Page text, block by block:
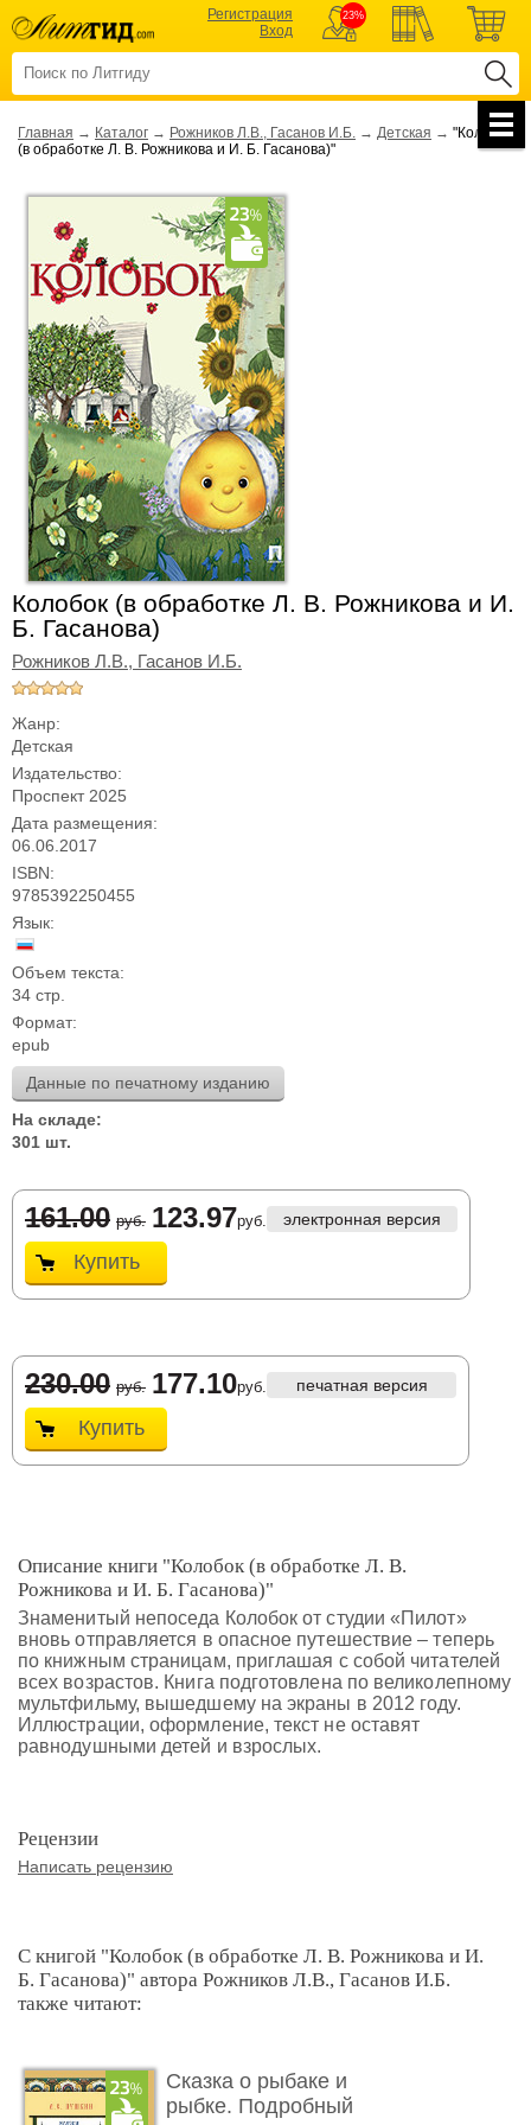
Регистрация
Вход
23%
Главная → Каталог → Рожников Л.В., Гасанов И.Б. → Детская → "Колобок
(в обработке Л. В. Рожникова и И. Б. Гасанова)"
Колобок (в обработке Л. В. Рожникова и И.
Б. Гасанова)
Рожников Л.В., Гасанов И.Б.
Жанр:
Детская
Издательство:
Проспект 2025
Дата размещения:
06.06.2017
ISBN:
9785392250455
Язык:
Объем текста:
34 стр.
Формат:
epub
Данные по печатному изданию
На складе:
301 шт.
161.00 руб. 123.97руб. электронная версия
Купить
230.00 руб. 177.10руб. печатная версия
Купить
Описание книги "Колобок (в обработке Л. В.
Рожникова и И. Б. Гасанова)"
Знаменитый непоседа Колобок от студии «Пилот»
вновь отправляется в опасное путешествие – теперь
по книжным страницам, приглашая с собой читателей
всех возрастов. Книга подготовлена по великолепному
мультфильму, вышедшему на экраны в 2012 году.
Иллюстрации, оформление, текст не оставят
равнодушными детей и взрослых.
Рецензии
Написать рецензию
С книгой "Колобок (в обработке Л. В. Рожникова и И.
Б. Гасанова)" автора Рожников Л.В., Гасанов И.Б.
также читают:
Сказка о рыбаке и
рыбке. Подробный